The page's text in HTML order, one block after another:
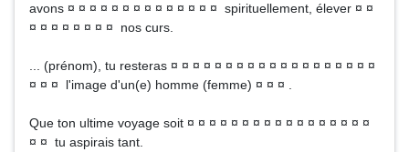
avons ¤ ¤ ¤ ¤ ¤ ¤ ¤ ¤ ¤ ¤ ¤ ¤ ¤ ¤ spirituellement, élever ¤ ¤
¤ ¤ ¤ ¤ ¤ ¤ ¤ ¤ nos curs.
... (prénom), tu resteras ¤ ¤ ¤ ¤ ¤ ¤ ¤ ¤ ¤ ¤ ¤ ¤ ¤ ¤ ¤ ¤ ¤ ¤ ¤
¤ ¤ ¤ l'image d'un(e) homme (femme) ¤ ¤ ¤ .
Que ton ultime voyage soit ¤ ¤ ¤ ¤ ¤ ¤ ¤ ¤ ¤ ¤ ¤ ¤ ¤ ¤ ¤ ¤ ¤
¤ ¤ tu aspirais tant.